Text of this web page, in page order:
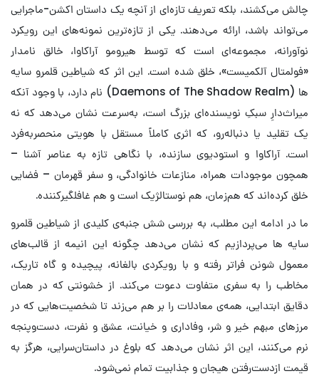
چالش می‌کشند، بلکه تعریف تازه‌ای از آنچه یک داستان اکشن-ماجرایی
می‌تواند باشد، ارائه می‌دهند. یکی از تازه‌ترین نمونه‌های این رویکرد
نوآورانه، مجموعه‌ای است که توسط هیرومو آراکاوا، خالق نامدار
«فولمتال آلکمیست»، خلق شده است. این اثر که شیاطین قلمرو سایه
ها (Daemons of The Shadow Realm) نام دارد، با وجود آنکه
میراث‌دارِ سبکِ نویسنده‌ای بزرگ است، به‌سرعت نشان می‌دهد که نه
یک تقلید یا دنباله‌رو، که اثری کاملاً مستقل با هویتی منحصربه‌فرد
است. آراکاوا و استودیوی سازنده، با نگاهی تازه به عناصر آشنا –
همچون موجودات همراه، منازعات خانوادگی، و سفر قهرمان – فضایی
خلق کرده‌اند که هم‌زمان، هم نوستالژیک است و هم غافلگیرکننده.
ما در ادامه این مطلب، به بررسی شش جنبه‌ی کلیدی از شیاطین قلمرو
سایه ها می‌پردازیم که نشان می‌دهد چگونه این انیمه از قالب‌های
معمول شونن فراتر رفته و با رویکردی بالغانه، پیچیده و گاه تاریک،
مخاطب را به سفری متفاوت دعوت می‌کند. از خشونتی که در همان
دقایق ابتدایی، همه‌ی معادلات را بر هم می‌زند تا شخصیت‌هایی که در
مرزهای مبهم خیر و شر، وفاداری و خیانت، عشق و نفرت، دست‌وپنجه
نرم می‌کنند، این اثر نشان می‌دهد که بلوغ در داستان‌سرایی، هرگز به
قیمت ازدست‌رفتن هیجان و جذابیت تمام نمی‌شود.